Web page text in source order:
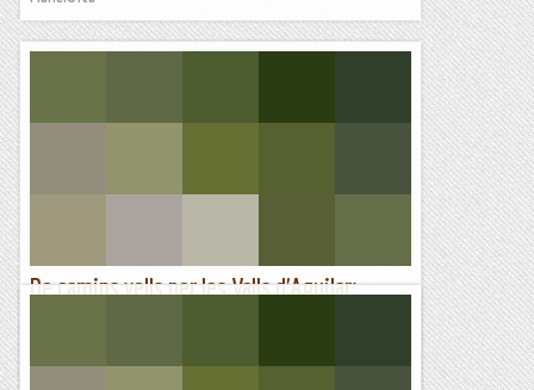
De camins vells per les Valls d'Aguilar:
baixa.Punt de sortida: Espaén.Durada total: 5.30 h.TRAÇA